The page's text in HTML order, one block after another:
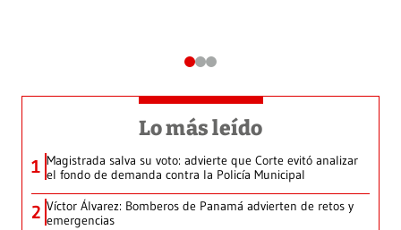
Lo más leído
1 Magistrada salva su voto: advierte que Corte evitó analizar
el fondo de demanda contra la Policía Municipal
2 Víctor Álvarez: Bomberos de Panamá advierten de retos y
emergencias